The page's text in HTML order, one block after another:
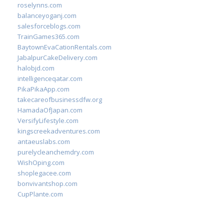
roselynns.com
balanceyoganj.com
salesforceblogs.com
TrainGames365.com
BaytownEvaCationRentals.com
JabalpurCakeDelivery.com
halobjd.com
intelligenceqatar.com
PikaPikaApp.com
takecareofbusinessdfw.org
HamadaOfJapan.com
VersifyLifestyle.com
kingscreekadventures.com
antaeuslabs.com
purelycleanchemdry.com
WishOping.com
shoplegacee.com
bonvivantshop.com
CupPlante.com